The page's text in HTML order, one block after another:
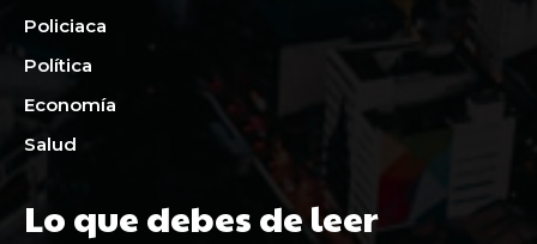
Policiaca
Política
Economía
Salud
Lo que debes de leer